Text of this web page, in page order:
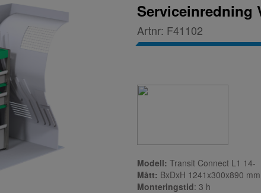
Serviceinredning
Artnr: F41102
Modell: Transit Connect L1 14-
Mått: BxDxH 1241x300x890 mm
Monteringstid: 3 h